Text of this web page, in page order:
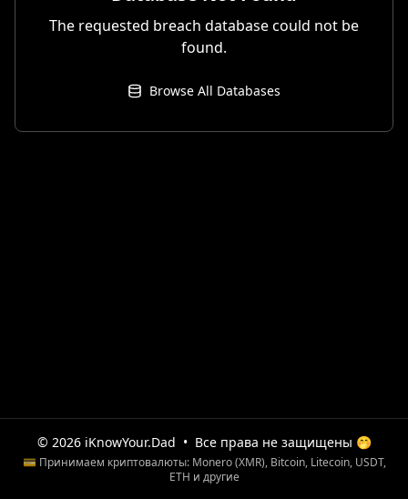
The requested breach database could not be
found.
Browse All Databases
© 2026 iKnowYour.Dad • Все права не защищены 🤭
💳 Принимаем криптовалюты: Monero (XMR), Bitcoin, Litecoin, USDT,
ETH и другие